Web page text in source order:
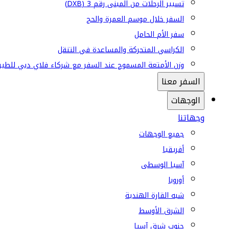
تسيير الرحلات من المبنى رقم 3 (DXB)
السفر خلال موسم العمرة والحج
سفر الأم الحامل
الكراسي المتحركة والمساعدة في التنقل
وزن الأمتعة المسموح عند السفر مع شركاء فلاي دبي
السفر معنا
الوجهات
وجهاتنا
جميع الوجهات
أفريقيا
آسيا الوسطى
أوروبا
شبه القارة الهندية
الشرق الأوسط
جنوب شرق آسيا